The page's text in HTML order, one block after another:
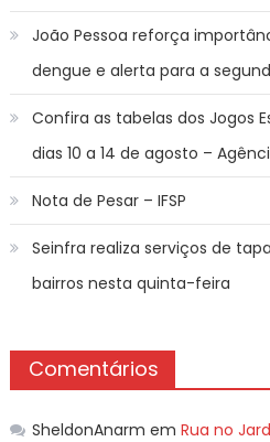
João Pessoa reforça
dengue e alerta para a
Confira as tabelas dos Jogos
dias 10 a 14 de agosto –
Nota de Pesar – IFSP
Seinfra realiza serviços de
bairros nesta quinta-feira
Comentários
SheldonAnarm em Rua no